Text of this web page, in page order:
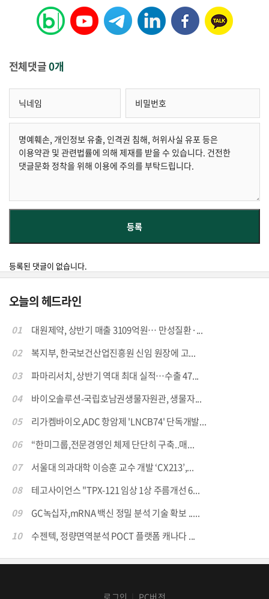
전체댓글0개
등록된 댓글이 없습니다.
오늘의 헤드라인
01
대원제약, 상반기 매출 3109억원… 만성질환·...
02
복지부, 한국보건산업진흥원 신임 원장에 고...
03
파마리서치, 상반기 역대 최대 실적…수출 47...
04
바이오솔루션-국립호남권생물자원관, 생물자...
05
리가켐바이오,ADC 항암제 'LNCB74' 단독개발...
06
“한미그룹,전문경영인 체제 단단히 구축..매...
07
서울대 의과대학 이승훈 교수 개발 ‘CX213’,...
08
테고사이언스 "TPX-121 임상 1상 주름개선 6...
09
GC녹십자,mRNA 백신 정밀 분석 기술 확보 .....
10
수젠텍, 정량면역분석 POCT 플랫폼 캐나다 ...